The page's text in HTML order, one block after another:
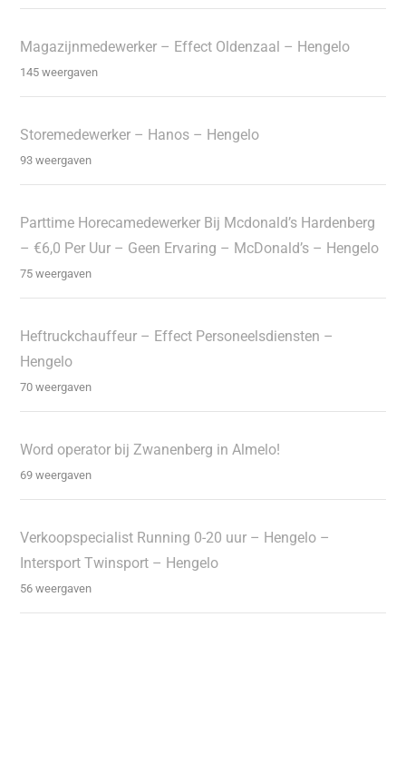
Magazijnmedewerker – Effect Oldenzaal – Hengelo
145 weergaven
Storemedewerker – Hanos – Hengelo
93 weergaven
Parttime Horecamedewerker Bij Mcdonald’s Hardenberg
– €6,0 Per Uur – Geen Ervaring – McDonald’s – Hengelo
75 weergaven
Heftruckchauffeur – Effect Personeelsdiensten –
Hengelo
70 weergaven
Word operator bij Zwanenberg in Almelo!
69 weergaven
Verkoopspecialist Running 0-20 uur – Hengelo –
Intersport Twinsport – Hengelo
56 weergaven